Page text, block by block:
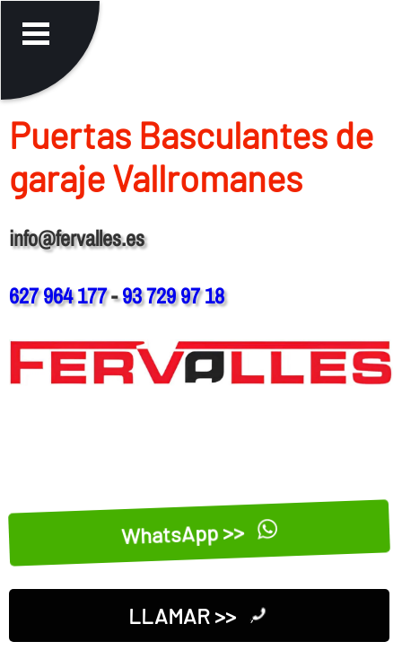
Puertas Basculantes de
garaje Vallromanes
info@fervalles.es
627 964 177-93 729 97 18
WhatsApp >>
LLAMAR >>